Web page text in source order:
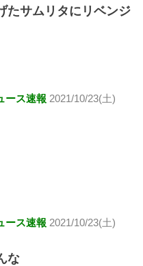
たサムリタにリベンジ
ース速報 2021/10/23(土)
ース速報 2021/10/23(土)
な